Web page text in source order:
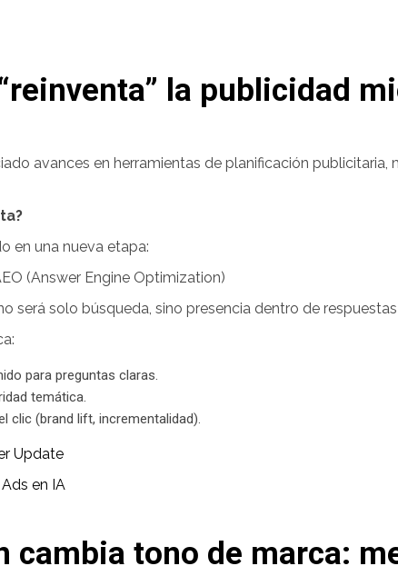
la publicidad
avances en herramientas de planificación
en una nueva etapa:
(Answer Engine Optimization)
será solo búsqueda, sino presencia dentro de
para preguntas claras.
temática.
clic (brand lift, incrementalidad).
Update
en IA
cambia tono de marca: